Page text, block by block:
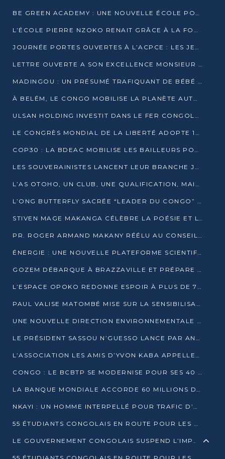
BE GREEN ACADEMY : UNE NOUVELLE ÉCOLE POUR LES MÉTIERS DE L’ÉCOLOGIE À POINTE-NOIRE
L’ÉCOLE PIERRE NZOKO RENAIT GRÂCE À LA FONDATION MUCODEC
JOURNÉE PORTES OUVERTES À L’ACPCE : LES JEUNES EN IMMERSION DANS L’ENTREPRISE
LETTRE OUVERTE A SON EXCELLENCE MONSIEUR DENIS SASSOU NGUESSO, PRESIDENT DE LAREPUBLIQUE DU CONGO
MADINGOU : UN PRÉSUMÉ TRAFIQUANT DE BÉBÉ CHIMPANZÉ FIXÉ SUR SON SORT LE 20 NOVEMBRE
À BELÉM, LE CONGO MOBILISE LA PLANÈTE AUTOUR DU FONDS BLEU POUR LE BASSIN DU CONGO
ULSAN HOLDING INVESTIT DANS LE FER CONGOLAIS
LE CONGRÈS MONDIAL DE LA LIBERTÉ ADOPTE 14 RÉSOLUTIONS HISTORIQUES
COP30 : LA BDEAC MOBILISE LES BAILLEURS POUR LE FONDS BLEU DU BASSIN DU CONGO
LES SOUVERAINISTES LANCENT LEUR BRANCHE JEUNE À BRAZZAVILLE
L’AS OTOHO, UN CLUB, UNE QUALIFICATION, MAIS ENCORE DES DOUTES
L’ONG BUTTERFLY SACRÉE “LEADER DU CONGO” AU PRIX D’EXCELLENCE 2025
STIVEN MAGE MAKANGA CÉLÈBRE LA POÉSIE ET L’HUMAIN AVEC SON RECUEIL “HECTARE”
PR. ROGER ARMAND MAKANY RÉÉLU AU CONSEIL DE L’AUF
ÉNERGIE : UNE NOUVELLE PLATEFORME SCIENTIFIQUE POUR LA TRANSITION ÉNERGÉTIQUE EN AFRIQUE CENTRALE
GOZEM DÉBARQUE À BRAZZAVILLE ET PRÉPARE SON ARRIVÉE À POINTE-NOIRE
L’ESPACE OPOKO REDONNE ESPOIR À PLUS DE 775 ÉLÈVES AUTOCHTONES DANS LE NORD DU CONGO
PAUL VALISE MATOMBÉ MISE SUR LA SENSIBILISATION POUR ÉRAQUER LE GRAND BANDITISME
UNE NOUVELLE DIRECTION ENVIRONNEMENTALE POUR RENFORCER LA GESTION DES DONNÉES AU CONGO
LE PRÉSIDENT SASSOU N’GUESSO LANCE PAR ANTICIPATION LA 39ÈME JOURNÉE NATIONALE DE L’ARBRE
L’ASSOCIATION LES AMIS D’YVON KABA APPELLENT DENIS SASSOU N’GUESSO À SE PORTER CANDIDAT
CONGO : LE BCBTP SE MODERNISE POUR SES 40 ANS D’EXISTENCE
LA BANQUE MONDIALE ACCORDE 60 MILLIONS DE DOLLARS POUR LA RÉSILIENCE URBAINE AU CONGO
NKAYI : UN HOMME INTERPELLÉ POUR TRAFIC D’UN BÉBÉ CHIMPANZÉ
55 ÉTUDIANTS CONGOLAIS EN ROUTE POUR LES UNIVERSITÉS ALGÉRIENNES
LE GOUVERNEMENT CONGOLAIS SUSPEND L’IMPORTATION DES MACHETTES ET DES MOTOS